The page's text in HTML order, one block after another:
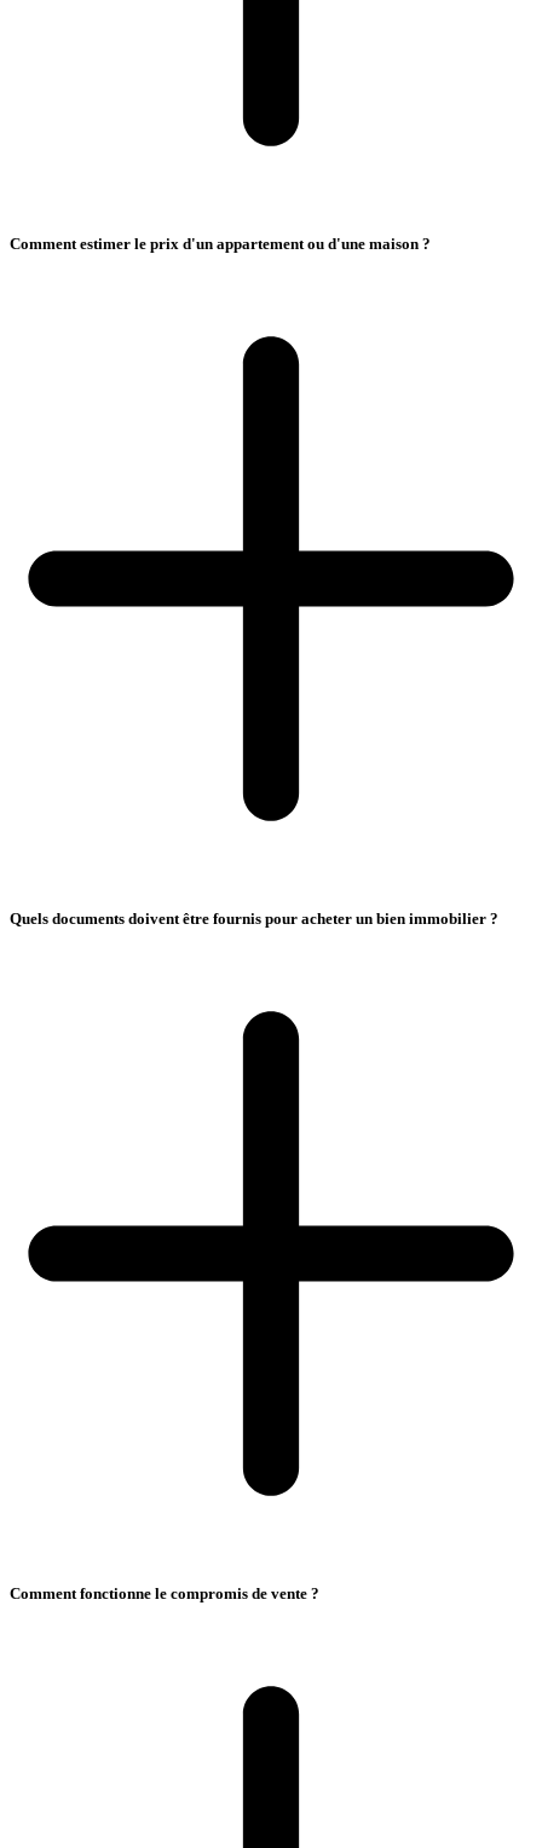
Comment estimer le prix d'un appartement ou d'une maison ?
Quels documents doivent être fournis pour acheter un bien immobilier ?
Comment fonctionne le compromis de vente ?